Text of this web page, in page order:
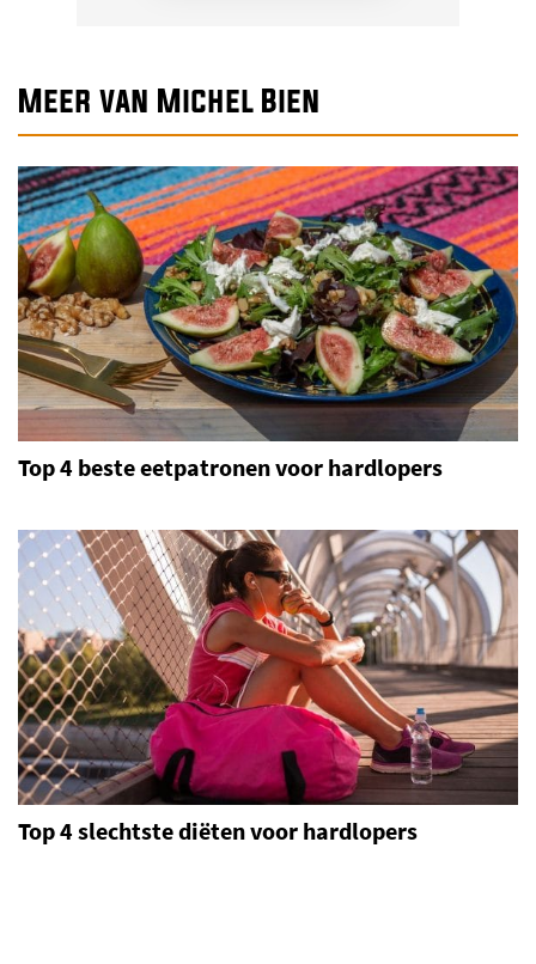
Meer van Michel Bien
Top 4 beste eetpatronen voor hardlopers
Top 4 slechtste diëten voor hardlopers